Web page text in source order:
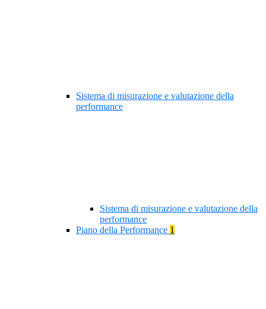
Sistema di misurazione e valutazione della
performance
Sistema di misurazione e valutazione della
performance
Piano della Performance 1